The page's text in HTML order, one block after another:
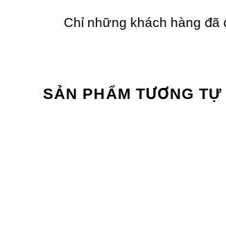
Chỉ những khách hàng đã
SẢN PHẨM TƯƠNG TỰ